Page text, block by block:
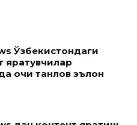
Ўзбекистондаги
яратувчилар
очиқ танлов эълон